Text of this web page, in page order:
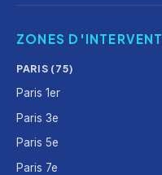
ZONES
PARIS (75)
Paris 1er
Paris 3e
Paris 5e
Paris 7e